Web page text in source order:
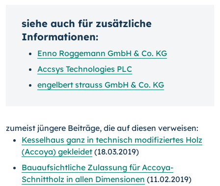
siehe auch für zusätzliche
Informationen:
Enno Roggemann GmbH & Co. KG
Accsys Technologies PLC
engelbert strauss GmbH & Co. KG
zumeist jüngere Beiträge, die auf diesen verweisen:
Kesselhaus ganz in technisch modifiziertes Holz
(Accoya) gekleidet (18.03.2019)
Bauaufsichtliche Zulassung für Accoya-
Schnittholz in allen Dimensionen (11.02.2019)